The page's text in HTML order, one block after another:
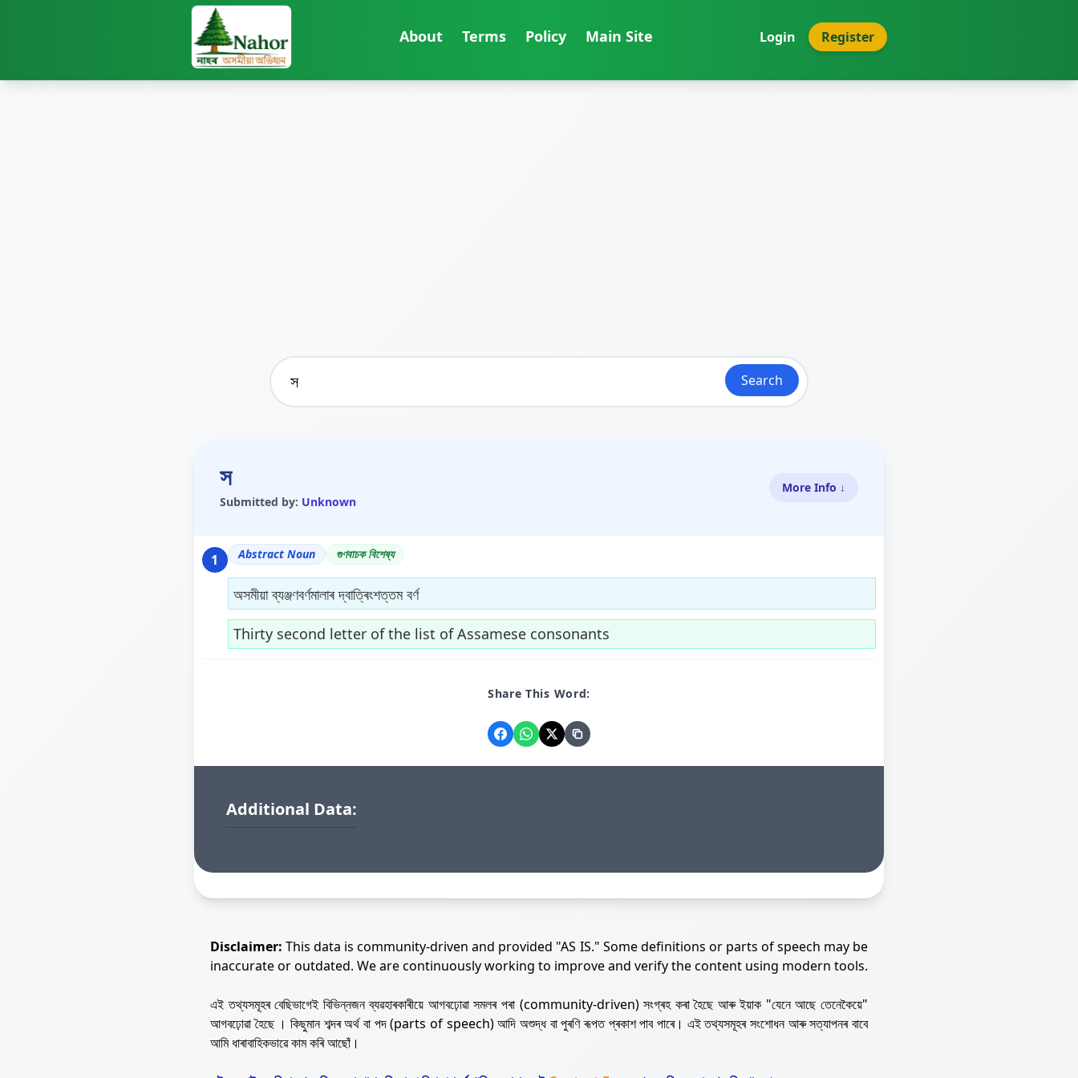
About Terms Policy Main Site Login Register
Search
স
Submitted by: Unknown
More Info ↓
1 Abstract Noun গুণবাচক বিশেষ্য
অসমীয়া ব্যঞ্জণবৰ্ণমালাৰ দ্বাত্ৰিংশত্তম বৰ্ণ
Thirty second letter of the list of Assamese consonants
Share This Word:
Additional Data:
Disclaimer: This data is community-driven and provided "AS IS." Some definitions or parts of speech may be
inaccurate or outdated. We are continuously working to improve and verify the content using modern tools.
এই তথ্যসমূহৰ বেছিভাগেই বিভিন্নজন ব্যৱহাৰকাৰীয়ে আগবঢ়োৱা সমলৰ পৰা (community-driven) সংগ্ৰহ কৰা হৈছে আৰু ইয়াক "যেনে আছে তেনেকৈয়ে"
আগবঢ়োৱা হৈছে । কিছুমান শব্দৰ অৰ্থ বা পদ (parts of speech) আদি অশুদ্ধ বা পুৰণি ৰূপত প্ৰকাশ পাব পাৰে। এই তথ্যসমূহৰ সংশোধন আৰু সত্যাপনৰ বাবে
আমি ধাৰাবাহিকভাৱে কাম কৰি আছোঁ।